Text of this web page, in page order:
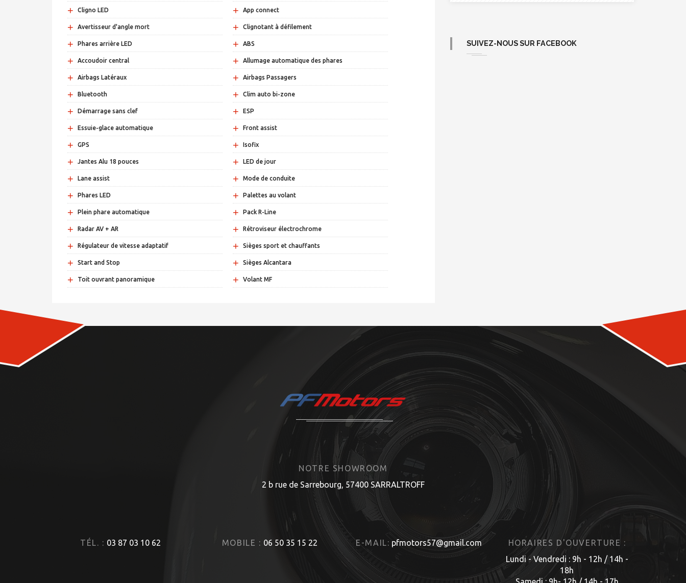
+ Cligno LED + App connect
+ Avertisseur d'angle mort + Clignotant à défilement
+ Phares arrière LED + ABS
+ Accoudoir central + Allumage automatique des phares
+ Airbags Latéraux + Airbags Passagers
+ Bluetooth + Clim auto bi-zone
+ Démarrage sans clef + ESP
+ Essuie-glace automatique + Front assist
+ GPS + Isofix
+ Jantes Alu 18 pouces + LED de jour
+ Lane assist + Mode de conduite
+ Phares LED + Palettes au volant
+ Plein phare automatique + Pack R-Line
+ Radar AV + AR + Rétroviseur électrochrome
+ Régulateur de vitesse adaptatif + Sièges sport et chauffants
+ Start and Stop + Sièges Alcantara
+ Toit ouvrant panoramique + Volant MF
SUIVEZ-NOUS SUR FACEBOOK
NOTRE SHOWROOM
2 b rue de Sarrebourg, 57400 SARRALTROFF
TÉL. : 03 87 03 10 62 MOBILE : 06 50 35 15 22 E-MAIL: pfmotors57@gmail.com
HORAIRES D'OUVERTURE :
Lundi - Vendredi : 9h - 12h / 14h -
18h